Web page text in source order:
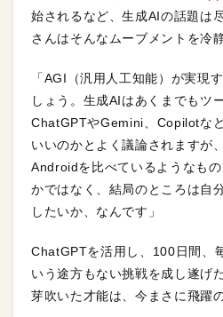
始されるなど、生成AIの話題は
さんはそんなムーブメントを冷
「AGI（汎用人工知能）が実現
しょう。生成AIはあくまでもツ
ChatGPTやGemini、Copilotな
いいのかとよく議論されますが
Androidを比べているようなも
かではなく、結局のところは自
したいか、なんです」
ChatGPTを活用し、100日間、
いう途方もない挑戦を成し遂げ
芽吹いた才能は、今まさに飛躍